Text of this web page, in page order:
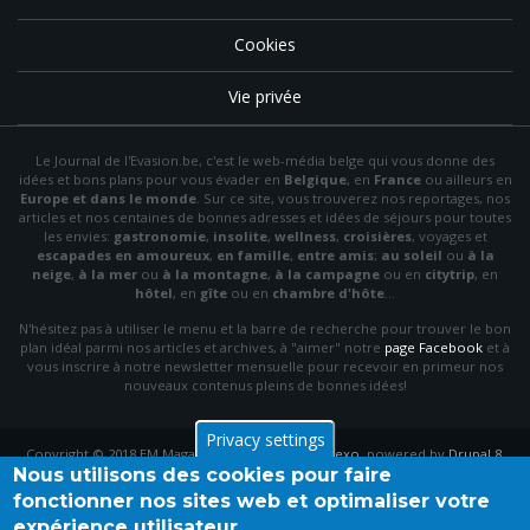
Cookies
Vie privée
Le Journal de l'Evasion.be, c'est le web-média belge qui vous donne des
idées et bons plans pour vous évader en Belgique, en Franceou ailleurs en
Europe et dans le monde . Sur ce site, vous trouverez nos reportages, nos
articles et nos centaines de bonnes adresses et idées de séjours pour toutes
les envies: gastronomie, insolite, wellness, croisières, voyages et
escapades en amoureux, en famille, entre amis; au soleil ou à la
neige, à la mer ou à la montagne, à la campagne ou en citytrip, en
hôtel, en gîte ou en chambre d'hôte
N'hésitez pas à utiliser le menu et la barre de recherche pour trouver le bon
plan idéal parmi nos articles et archives, à "aimer" notre page Facebook et à
vous inscrire à notre newsletter mensuelle pour recevoir en primeur nos
nouveaux contenus pleins de bonnes idées!
Copyright © 2018 EM Magazine. Theme by PinkDexo, powered byDrupal 8.
Privacy settings
Nous utilisons des cookies pour faire
fonctionner nos sites web et optimaliser votre